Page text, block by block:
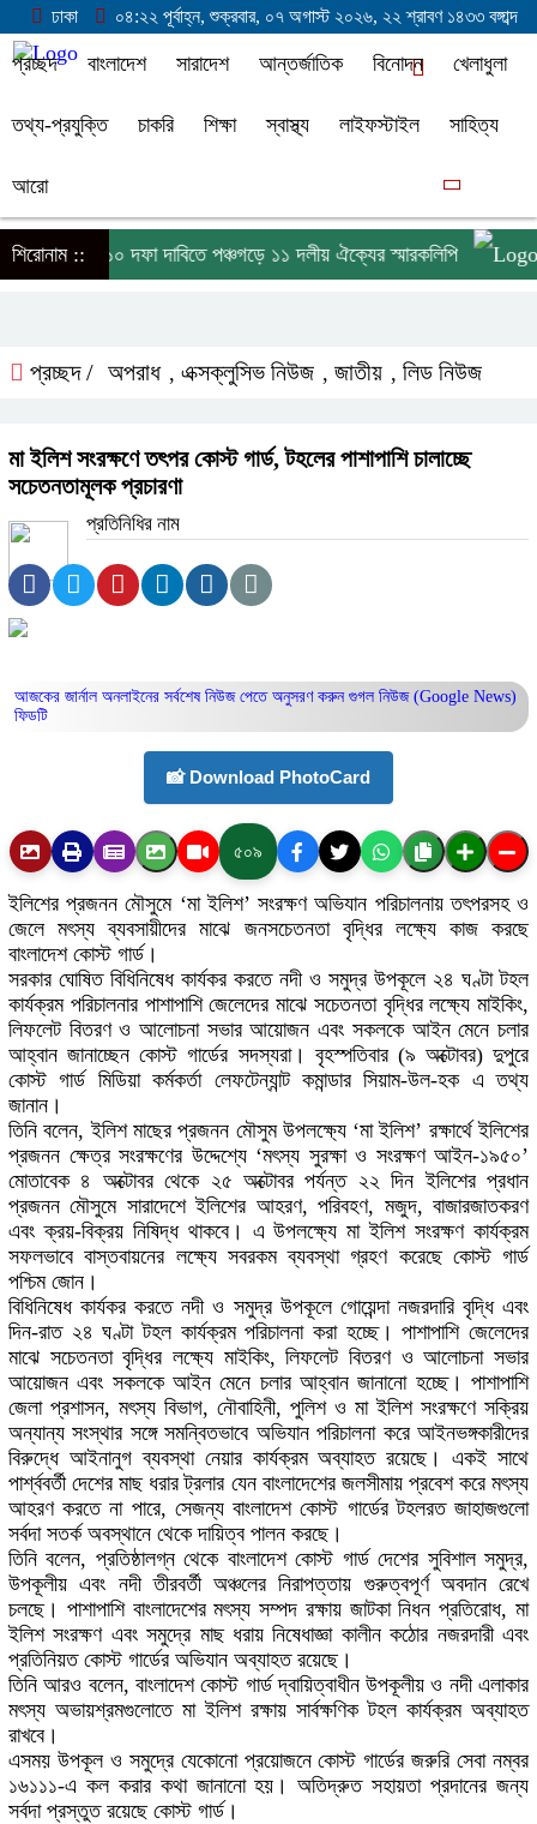
ঢাকা ০৪:২২ পূর্বাহ্ন, শুক্রবার, ০৭ অগাস্ট ২০২৬, ২২ শ্রাবণ ১৪৩৩ বঙ্গাব্দ
প্রচ্ছদ বাংলাদেশ সারাদেশ আন্তর্জাতিক বিনোদন খেলাধুলা
তথ্য-প্রযুক্তি চাকরি শিক্ষা স্বাস্থ্য লাইফস্টাইল সাহিত্য
আরো
শিরোনাম ::
সংকটসহ ১০ দফা দাবিতে পঞ্চগড়ে ১১ দলীয় ঐক্যের স্মারকলিপি
প্রচ্ছদ / অপরাধ , এক্সক্লুসিভ নিউজ , জাতীয় , লিড নিউজ
মা ইলিশ সংরক্ষণে তৎপর কোস্ট গার্ড, টহলের পাশাপাশি চালাচ্ছে
সচেতনতামূলক প্রচারণা
প্রতিনিধির নাম
আজকের জার্নাল অনলাইনের সর্বশেষ নিউজ পেতে অনুসরণ করুন গুগল নিউজ (Google News)
ফিডটি
📸 Download PhotoCard
৫০৯
ইলিশের প্রজনন মৌসুমে ‘মা ইলিশ’ সংরক্ষণ অভিযান পরিচালনায় তৎপরসহ ও
জেলে মৎস্য ব্যবসায়ীদের মাঝে জনসচেতনতা বৃদ্ধির লক্ষ্যে কাজ করছে
বাংলাদেশ কোস্ট গার্ড।
সরকার ঘোষিত বিধিনিষেধ কার্যকর করতে নদী ও সমুদ্র উপকূলে ২৪ ঘণ্টা টহল
কার্যক্রম পরিচালনার পাশাপাশি জেলেদের মাঝে সচেতনতা বৃদ্ধির লক্ষ্যে মাইকিং,
লিফলেট বিতরণ ও আলোচনা সভার আয়োজন এবং সকলকে আইন মেনে চলার
আহ্বান জানাচ্ছেন কোস্ট গার্ডের সদস্যরা। বৃহস্পতিবার (৯ অক্টোবর) দুপুরে
কোস্ট গার্ড মিডিয়া কর্মকর্তা লেফটেন্যান্ট কমান্ডার সিয়াম-উল-হক এ তথ্য
জানান।
তিনি বলেন, ইলিশ মাছের প্রজনন মৌসুম উপলক্ষ্যে ‘মা ইলিশ’ রক্ষার্থে ইলিশের
প্রজনন ক্ষেত্র সংরক্ষণের উদ্দেশ্যে ‘মৎস্য সুরক্ষা ও সংরক্ষণ আইন-১৯৫০’
মোতাবেক ৪ অক্টোবর থেকে ২৫ অক্টোবর পর্যন্ত ২২ দিন ইলিশের প্রধান
প্রজনন মৌসুমে সারাদেশে ইলিশের আহরণ, পরিবহণ, মজুদ, বাজারজাতকরণ
এবং ক্রয়-বিক্রয় নিষিদ্ধ থাকবে। এ উপলক্ষ্যে মা ইলিশ সংরক্ষণ কার্যক্রম
সফলভাবে বাস্তবায়নের লক্ষ্যে সবরকম ব্যবস্থা গ্রহণ করেছে কোস্ট গার্ড
পশ্চিম জোন।
বিধিনিষেধ কার্যকর করতে নদী ও সমুদ্র উপকূলে গোয়েন্দা নজরদারি বৃদ্ধি এবং
দিন-রাত ২৪ ঘণ্টা টহল কার্যক্রম পরিচালনা করা হচ্ছে। পাশাপাশি জেলেদের
মাঝে সচেতনতা বৃদ্ধির লক্ষ্যে মাইকিং, লিফলেট বিতরণ ও আলোচনা সভার
আয়োজন এবং সকলকে আইন মেনে চলার আহ্বান জানানো হচ্ছে। পাশাপাশি
জেলা প্রশাসন, মৎস্য বিভাগ, নৌবাহিনী, পুলিশ ও মা ইলিশ সংরক্ষণে সক্রিয়
অন্যান্য সংস্থার সঙ্গে সমন্বিতভাবে অভিযান পরিচালনা করে আইনভঙ্গকারীদের
বিরুদ্ধে আইনানুগ ব্যবস্থা নেয়ার কার্যক্রম অব্যাহত রয়েছে। একই সাথে
পার্শ্ববর্তী দেশের মাছ ধরার ট্রলার যেন বাংলাদেশের জলসীমায় প্রবেশ করে মৎস্য
আহরণ করতে না পারে, সেজন্য বাংলাদেশ কোস্ট গার্ডের টহলরত জাহাজগুলো
সর্বদা সতর্ক অবস্থানে থেকে দায়িত্ব পালন করছে।
তিনি বলেন, প্রতিষ্ঠালগ্ন থেকে বাংলাদেশ কোস্ট গার্ড দেশের সুবিশাল সমুদ্র,
উপকূলীয় এবং নদী তীরবর্তী অঞ্চলের নিরাপত্তায় গুরুত্বপূর্ণ অবদান রেখে
চলছে। পাশাপাশি বাংলাদেশের মৎস্য সম্পদ রক্ষায় জাটকা নিধন প্রতিরোধ, মা
ইলিশ সংরক্ষণ এবং সমুদ্রে মাছ ধরায় নিষেধাজ্ঞা কালীন কঠোর নজরদারী এবং
প্রতিনিয়ত কোস্ট গার্ডের অভিযান অব্যাহত রয়েছে।
তিনি আরও বলেন, বাংলাদেশ কোস্ট গার্ড দ্বায়িত্বাধীন উপকূলীয় ও নদী এলাকার
মৎস্য অভায়শ্রমগুলোতে মা ইলিশ রক্ষায় সার্বক্ষণিক টহল কার্যক্রম অব্যাহত
রাখবে।
এসময় উপকূল ও সমুদ্রে যেকোনো প্রয়োজনে কোস্ট গার্ডের জরুরি সেবা নম্বর
১৬১১১-এ কল করার কথা জানানো হয়। অতিদ্রুত সহায়তা প্রদানের জন্য
সর্বদা প্রস্তুত রয়েছে কোস্ট গার্ড।